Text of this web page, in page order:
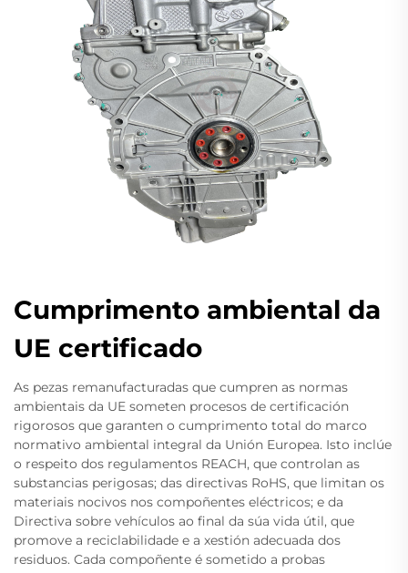
Cumprimento ambiental da
UE certificado
As pezas remanufacturadas que cumpren as normas
ambientais da UE someten procesos de certificación
rigorosos que garanten o cumprimento total do marco
normativo ambiental integral da Unión Europea. Isto inclúe
o respeito dos regulamentos REACH, que controlan as
substancias perigosas; das directivas RoHS, que limitan os
materiais nocivos nos compoñentes eléctricos; e da
Directiva sobre vehículos ao final da súa vida útil, que
promove a reciclabilidade e a xestión adecuada dos
residuos. Cada compoñente é sometido a probas